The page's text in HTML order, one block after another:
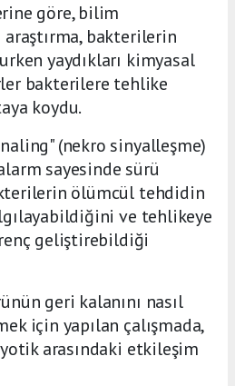
göre, bilim
araştırma, bakterilerin
yaydıkları kimyasal
bakterilere tehlike
koydu.
(nekro sinyalleşme)
sayesinde sürü
ölümcül tehdidin
ve tehlikeye
geliştirebildiği
geri kalanını nasıl
için yapılan çalışmada,
arasındaki etkileşim